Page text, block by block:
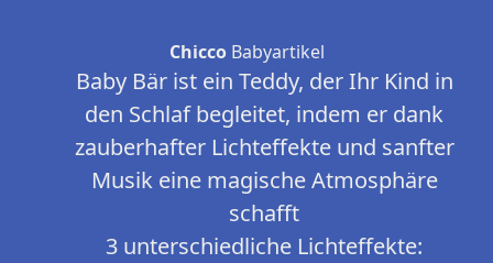
ChiccoBabyartikel
Baby Bär ist ein Teddy, der Ihr Kind in
den Schlaf begleitet, indem er dank
zauberhafter Lichteffekte und sanfter
Musik eine magische Atmosphäre
schafft
3 unterschiedliche Lichteffekte: